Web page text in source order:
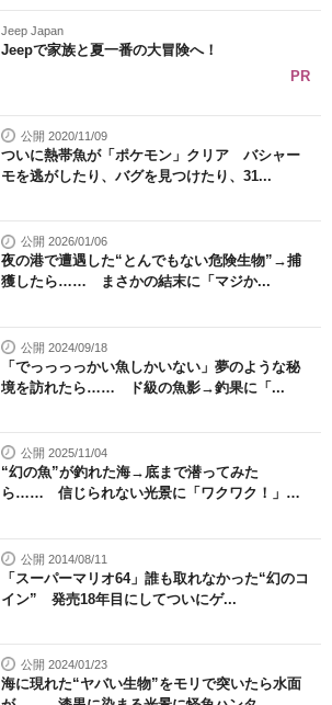
Jeep Japan
Jeepで家族と夏一番の大冒険へ！
PR
公開 2020/11/09
ついに熱帯魚が「ポケモン」クリア バシャー
モを逃がしたり、バグを見つけたり、31...
公開 2026/01/06
夜の港で遭遇した“とんでもない危険生物”→捕
獲したら…… まさかの結末に「マジか...
公開 2024/09/18
「でっっっっかい魚しかいない」夢のような秘
境を訪れたら…… ド級の魚影→釣果に「...
公開 2025/11/04
“幻の魚”が釣れた海→底まで潜ってみた
ら…… 信じられない光景に「ワクワク！」
公開 2014/08/11
「スーパーマリオ64」誰も取れなかった“幻のコ
イン” 発売18年目にしてついにゲ...
公開 2024/01/23
海に現れた“ヤバい生物”をモリで突いたら水面